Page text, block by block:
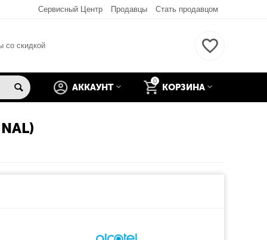
Сервисный Центр Продавцы Стать продавцом
со скидкой
0
КОРЗИНА
АККАУНТ